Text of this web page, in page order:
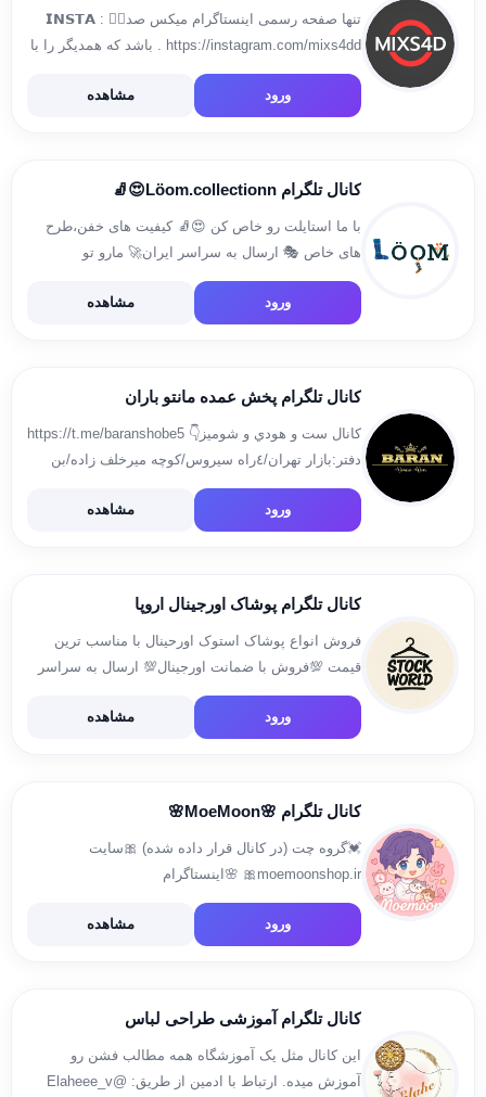
تنها صفحه رسمی اینستاگرام میکس صد👇🏽 𝗜𝗡𝗦𝗧𝗔 :
https://instagram.com/mixs4dd . باشد که همدیگر را با
تفاوت هایمان بپذیریم📌🤍
ورود
مشاهده
کانال تلگرام Löom.collectionn😍🧦
با ما استایلت رو خاص کن 😍🧦 کیفیت های خفن،طرح
های خاص 🎭 ارسال به سراسر ایران🚀 مارو تو
اینستاگرام دنبال کنید👇
https://www.instagram.com/loom.collectionn
ورود مشاهده
کانال تلگرام پخش عمده مانتو باران
كانال ست و هودي و شوميز👇 https://t.me/baranshobe5
دفتر:بازار تهران/٤راه سيروس/كوچه ميرخلف زاده/بن
بست اول/پلاك٤ واحد٤ ‏TEL:09122584784
09121549223 ثبت سفارش👇 @ladylandtehrann
ورود مشاهده
کانال تلگرام پوشاک اورجینال اروپا
فروش انواع پوشاک استوک اورحینال با مناسب ترین
قیمت 💯فروش با ضمانت اورجینال💯 ارسال به سراسر
www.instagram.com/stock_world028
ورود مشاهده
کانال تلگرام 🌸MoeMoon🌸
💓گروه چت (در کانال قرار داده شده) 🎀سایت
moemoonshop.ir🎀 🌸اینستاگرام
https://www.instagram.com/shop.moemoon
igsh=enBhdG00c2kyNjFu🌸 ⭕️رضایت ها در هایلایت
ورود مشاهده
کانال تلگرام آموزشی طراحی لباس
این کانال مثل یک آموزشگاه همه مطالب فشن رو
آموزش میده. ارتباط با ادمین از طریق: @Elaheee_v